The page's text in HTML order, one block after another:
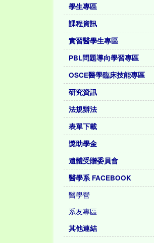
學生專區
課程資訊
實習醫學生專區
PBL問題導向學習專區
OSCE醫學臨床技能專區
研究資訊
法規辦法
表單下載
獎助學金
遺體受贈委員會
醫學系 FACEBOOK
醫學營
系友專區
其他連結